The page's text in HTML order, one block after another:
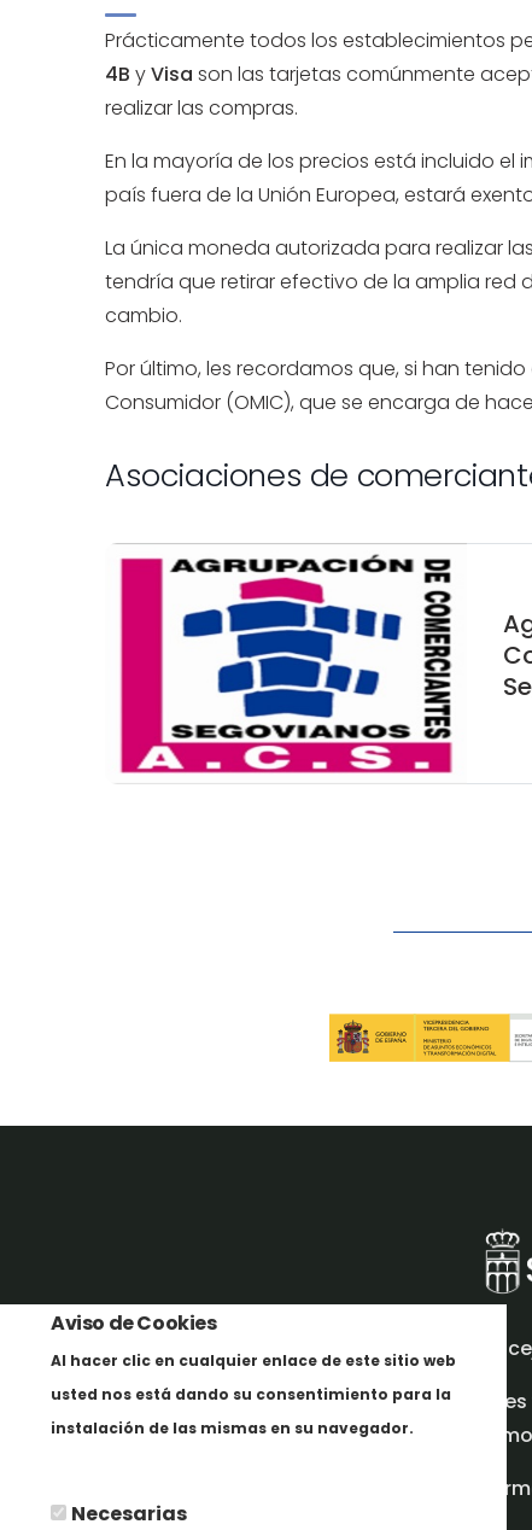
Aviso de Cookies
Al hacer clic en cualquier enlace de este sitio web
usted nos está dando su consentimiento para la
instalación de las mismas en su navegador.
Necesarias
Prácticamente todos los establecimientos
4B yVisa son las tarjetas comúnmente
realizar las compras.
En la mayoría de los precios está incluido el
país fuera de la Unión Europea, estará
La única moneda autorizada para realizar
tendría que retirar efectivo de la amplia red
cambio.
Por último, les recordamos que, si han
Consumidor (OMIC), que se encarga de
Asociaciones de